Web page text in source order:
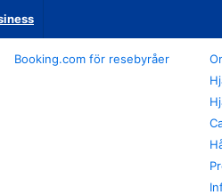
Booking.com för resebyråer